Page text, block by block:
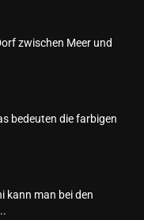
zwischen Meer und
bedeuten die farbigen
kann man bei den